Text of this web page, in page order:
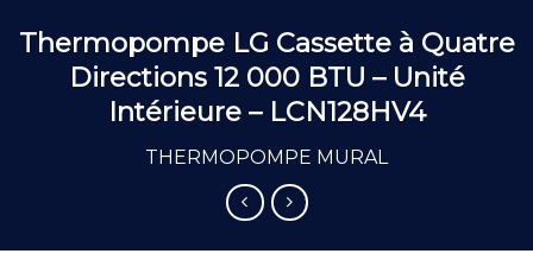
Thermopompe LG Cassette à Quatre
Directions 12 000 BTU – Unité
Intérieure – LCN128HV4
THERMOPOMPE MURAL